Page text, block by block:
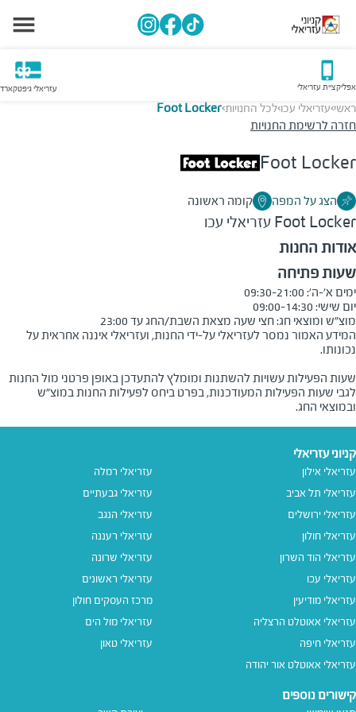
אפליקציית עזריאלי עזריאלי גיפטקארד
ראשי>עזריאלי עכו>לכל החנויות>
Foot Locker
חזרה לרשימת החנויות
Foot Locker
הצג על המפה קומה ראשונה
Foot Locker עזריאלי עכו
אודות החנות
שעות פתיחה
מוצ"ש ומוצאי חג: חצי שעה מצאת השבת/החג עד 23:00
המידע האמור נמסר לעזריאלי על-ידי החנות, ועזריאלי איננה אחראית על
שעות הפעילות עשויות להשתנות ומומלץ להתעדכן באופן פרטני מול החנות
לגבי שעות הפעילות המעודכנות, בפרט ביחס לפעילות החנות במוצ"ש
ובמוצאי החג.
קניוני עזריאלי
עזריאלי אילון
עזריאלי תל אביב
עזריאלי ירושלים
עזריאלי חולון
עזריאלי הוד השרון
עזריאלי עכו
עזריאלי מודיעין
עזריאלי אאוטלט הרצליה
עזריאלי חיפה
עזריאלי אאוטלט אור יהודה
עזריאלי רמלה
עזריאלי גבעתיים
עזריאלי הנגב
עזריאלי רעננה
עזריאלי שרונה
עזריאלי ראשונים
מרכז העסקים חולון
עזריאלי מול הים
עזריאלי טאון
קישורים נוספים